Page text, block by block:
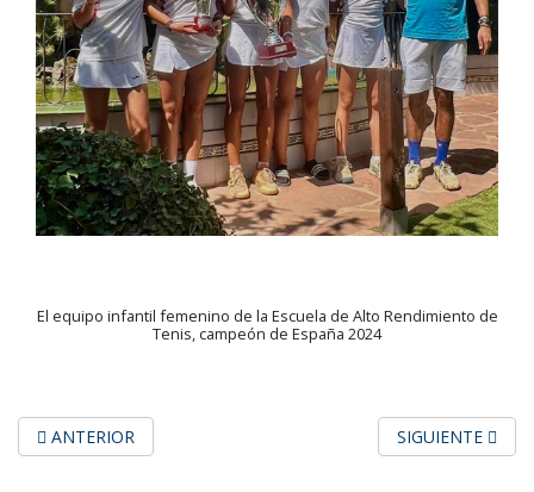
El equipo infantil femenino de la Escuela de Alto Rendimiento de
Tenis, campeón de España 2024
ARTÍCULO ANTERIOR: CAMPEONATO DE MADRID POR
ANTERIOR ARTÍCULO
SIGUIENTE